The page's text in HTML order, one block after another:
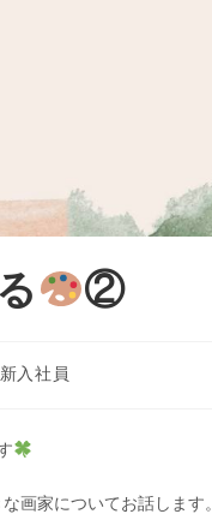
②
新入社員
画家についてお話します。